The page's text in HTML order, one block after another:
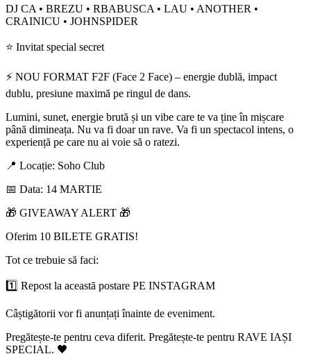
DJ CA • BREZU • RBABUSCA • LAU • ANOTHER •
CRAINICU • JOHNSPIDER
⭐ Invitat special secret
⚡ NOU FORMAT F2F (Face 2 Face) – energie dublă, impact
dublu, presiune maximă pe ringul de dans.
Lumini, sunet, energie brută și un vibe care te va ține în mișcare
până dimineața. Nu va fi doar un rave. Va fi un spectacol intens, o
experiență pe care nu ai voie să o ratezi.
📍 Locație: Soho Club
📅 Data: 14 MARTIE
🎁 GIVEAWAY ALERT 🎁
Oferim 10 BILETE GRATIS!
Tot ce trebuie să faci:
1️⃣ Repost la această postare PE INSTAGRAM
Câștigătorii vor fi anunțați înainte de eveniment.
Pregătește-te pentru ceva diferit. Pregătește-te pentru RAVE IAȘI
SPECIAL. 🖤